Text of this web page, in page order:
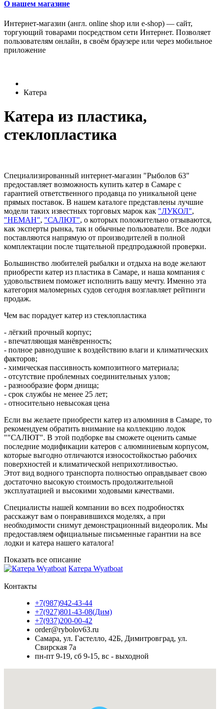
О нашем магазине
Интернет-магазин (англ. online shop или e-shop) — сайт,
торгующий товарами посредством сети Интернет. Позволяет
пользователям онлайн, в своём браузере или через мобильное
приложение
Катера
Катера из пластика,
стеклопластика
Специализированный интернет-магазин "Рыболов 63"
предоставляет возможность купить катер в Самаре с
гарантией ответственного продавца по уникальной цене
прямых поставок. В нашем каталоге представлены лучшие
модели таких известных торговых марок как "ЛУКОЛ",
"НЕМАН", "САЛЮТ", о которых положительно отзываются,
как эксперты рынка, так и обычные пользователи. Все лодки
поставляются напрямую от производителей в полной
комплектации после тщательной предпродажной проверки.
Большинство любителей рыбалки и отдыха на воде желают
приобрести катер из пластика в Самаре, и наша компания с
удовольствием поможет исполнить вашу мечту. Именно эта
категория маломерных судов сегодня возглавляет рейтинги
продаж.
Чем вас порадует катер из стеклопластика
- лёгкий прочный корпус;
- впечатляющая манёвренность;
- полное равнодушие к воздействию влаги и климатических
факторов;
- химическая пассивность композитного материала;
- отсутствие проблемных соединительных узлов;
- разнообразие форм днища;
- срок службы не менее 25 лет;
- относительно невысокая цена
Если вы желаете приобрести катер из алюминия в Самаре, то
рекомендуем обратить внимание на коллекцию лодок
""САЛЮТ". В этой подборке вы сможете оценить самые
последние модификации катеров с алюминиевым корпусом,
которые выгодно отличаются износостойкостью рабочих
поверхностей и климатической неприхотливостью.
Этот вид водного транспорта полностью оправдывает свою
достаточно высокую стоимость продолжительной
эксплуатацией и высокими ходовыми качествами.
Специалисты нашей компании во всех подробностях
расскажут вам о понравившихся моделях, а при
необходимости снимут демонстрационный видеоролик. Мы
предоставляем официальные письменные гарантии на все
лодки и катера нашего каталога!
Показать все описание
Катера Wyatboat
Контакты
+7(987)942-43-44
+7(927)801-43-08(Дим)
+7(937)200-00-42
order@rybolov63.ru
Самара, ул. Гастелло, 42Б, Димитровград, ул.
Свирская 7а
пн-пт 9-19, сб 9-15, вс - выходной